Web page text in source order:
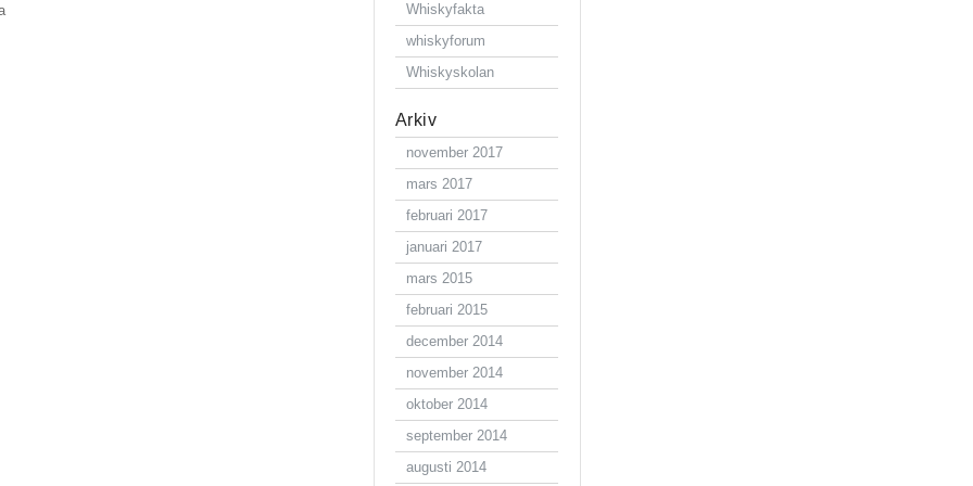
Whiskyfakta
whiskyforum
Whiskyskolan
Arkiv
november 2017
mars 2017
februari 2017
januari 2017
mars 2015
februari 2015
december 2014
november 2014
oktober 2014
september 2014
augusti 2014